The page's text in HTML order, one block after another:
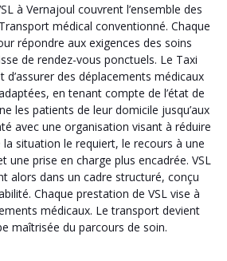
à Vernajoul couvrent l’ensemble des
médical conventionné. Chaque
répondre aux exigences des soins
de rendez-vous ponctuels. Le Taxi
des déplacements médicaux
en tenant compte de l’état de
les patients de leur domicile jusqu’aux
avec une organisation visant à réduire
situation le requiert, le recours à une
une prise en charge plus encadrée. VSL
alors dans un cadre structuré, conçu
Chaque prestation de VSL vise à
médicaux. Le transport devient
maîtrisée du parcours de soin.